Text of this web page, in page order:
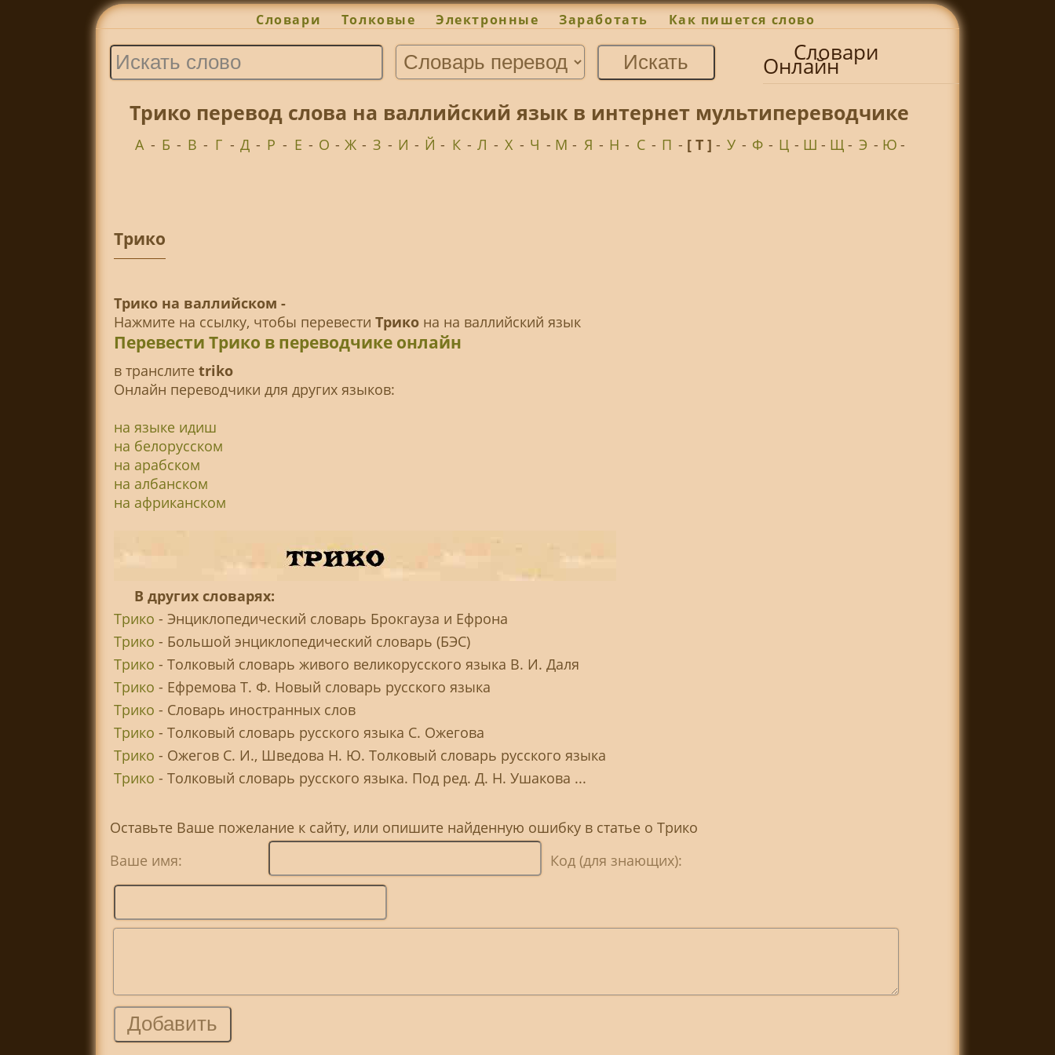
Словари Толковые Электронные Заработать Как пишется слово
Словари
Онлайн
Трико перевод слова на валлийский язык в интернет мультипереводчике
А - Б - В - Г - Д - Р - Е - О - Ж - З - И - Й - К - Л - Х - Ч - М - Я - Н - С - П - [ Т ] - У - Ф - Ц - Ш - Щ- Э - Ю-
Трико
Трико на валлийском -
Нажмите на ссылку, чтобы перевести Трикона на валлийский язык
Перевести Трико в переводчике онлайн
в транслитe triko
Онлайн переводчики для других языков:
на языке идиш
на белорусском
на арабском
на албанском
на африканском
В других словарях:
Трико - Энциклопедический словарь Брокгауза и Ефрона
Трико - Большой энциклопедический словарь (БЭС)
Трико - Толковый словарь живого великорусского языка В. И. Даля
Трико - Ефремова Т. Ф. Новый словарь русского языка
Трико - Словарь иностранных слов
Трико - Толковый словарь русского языка С. Ожегова
Трико - Ожегов С. И., Шведова Н. Ю. Толковый словарь русского языка
Трико - Толковый словарь русского языка. Под ред. Д. Н. Ушакова ...
Оставьте Ваше пожелание к сайту, или опишите найденную ошибку в статье о Трико
Ваше имя:
Код (для знающих):